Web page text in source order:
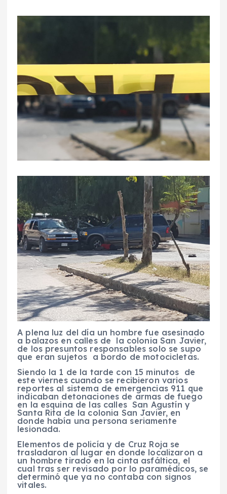
A plena luz del día un hombre fue asesinado
a balazos en calles de la colonia San Javier,
de los presuntos responsables solo se supo
que eran sujetos a bordo de motocicletas.
Siendo la 1 de la tarde con 15 minutos de
este viernes cuando se recibieron varios
reportes al sistema de emergencias 911 que
indicaban detonaciones de armas de fuego
en la esquina de las calles San Agustín y
Santa Rita de la colonia San Javier, en
donde había una persona seriamente
lesionada.
Elementos de policía y de Cruz Roja se
trasladaron al lugar en donde localizaron a
un hombre tirado en la cinta asfáltica, el
cual tras ser revisado por lo paramédicos, se
determinó que ya no contaba con signos
vitales.